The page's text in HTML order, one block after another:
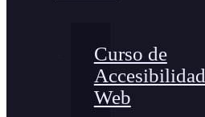
Curso de
Accesibilidad
Web